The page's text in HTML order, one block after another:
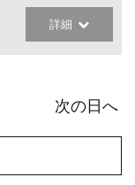
詳細
次の日へ